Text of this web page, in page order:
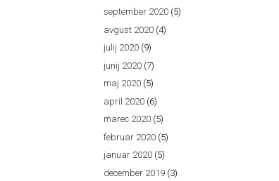
september 2020 (5)
avgust 2020 (4)
julij 2020 (9)
junij 2020 (7)
maj 2020 (5)
april 2020 (6)
marec 2020 (5)
februar 2020 (5)
januar 2020 (5)
december 2019 (3)